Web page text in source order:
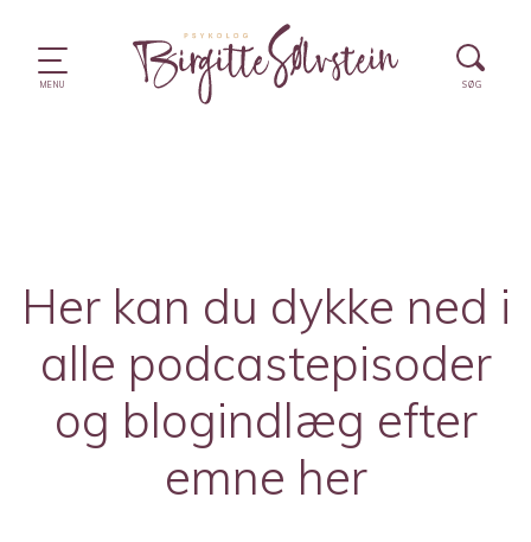
Her kan du dykke ned i
alle podcastepisoder
og blogindlæg efter
emne her